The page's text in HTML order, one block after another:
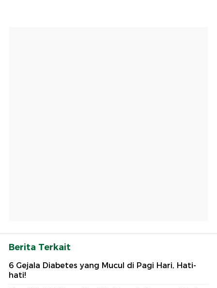
Berita Terkait
6 Gejala Diabetes yang Mucul di Pagi Hari, Hati-
hati!